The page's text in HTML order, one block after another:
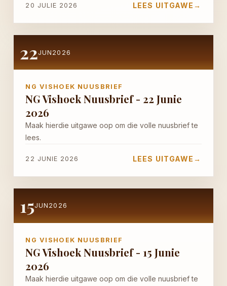
20 JULIE 2026 LEES UITGAWE →
22JUN 2026
NG VISHOEK NUUSBRIEF
NG Vishoek Nuusbrief - 22 Junie
2026
Maak hierdie uitgawe oop om die volle nuusbrief te
lees.
22 JUNIE 2026 LEES UITGAWE →
15JUN 2026
NG VISHOEK NUUSBRIEF
NG Vishoek Nuusbrief - 15 Junie
2026
Maak hierdie uitgawe oop om die volle nuusbrief te